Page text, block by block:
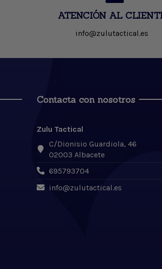
ATENCIÓN AL
info@zulutactical.es
Contacta con nosotros
Zulu Tactical
C/Dionisio Guardiola, 46
02003 Albacete
695793704
info@zulutactical.es